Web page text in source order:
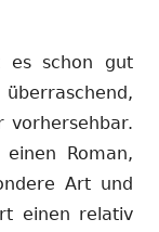
es schon gut
vorhersehbar.
Roman,
Art und
einen relativ